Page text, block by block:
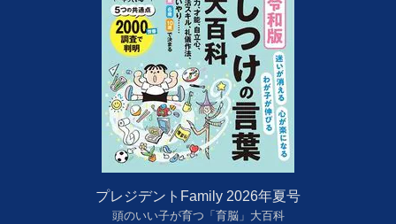
プレジデントFamily 2026年夏号
頭のいい子が育つ「育脳」大百科